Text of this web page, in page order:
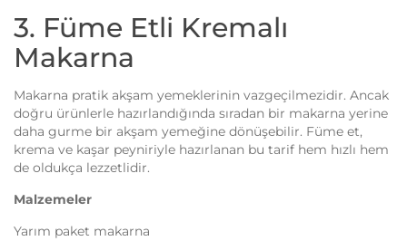
3. Füme Etli Kremalı
Makarna
Makarna pratik akşam yemeklerinin vazgeçilmezidir. Ancak
doğru ürünlerle hazırlandığında sıradan bir makarna yerine
daha gurme bir akşam yemeğine dönüşebilir. Füme et,
krema ve kaşar peyniriyle hazırlanan bu tarif hem hızlı hem
de oldukça lezzetlidir.
Malzemeler
Yarım paket makarna